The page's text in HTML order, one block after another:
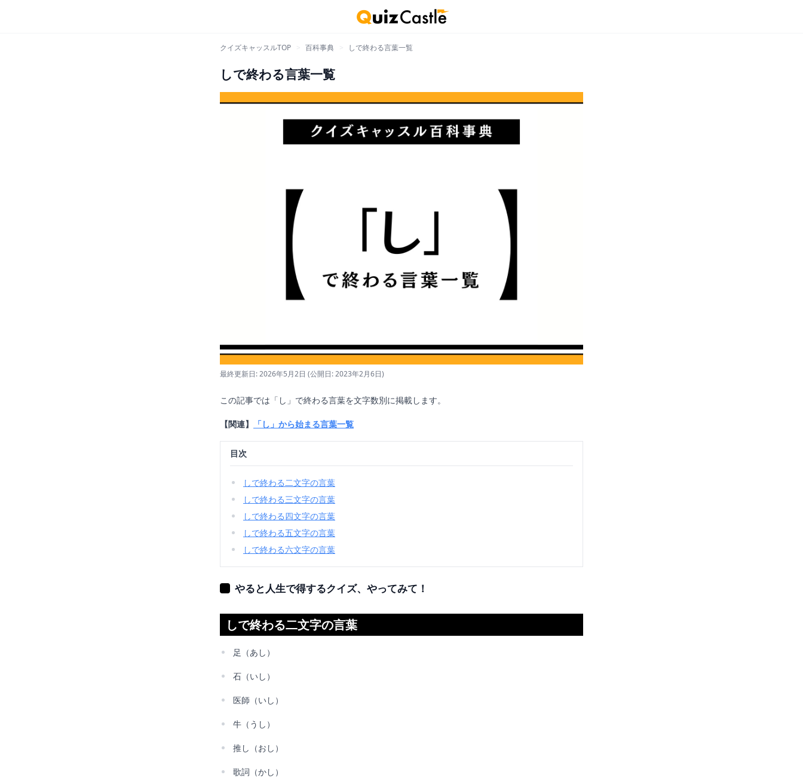
クイズキャッスルTOP 百科事典 しで終わる言葉一覧
しで終わる言葉一覧
最終更新日: 2026年5月2日 (公開日: 2023年2月6日)
この記事では「し」で終わる言葉を文字数別に掲載します。
【関連】 「し」から始まる言葉一覧
目次
しで終わる二文字の言葉
しで終わる三文字の言葉
しで終わる四文字の言葉
しで終わる五文字の言葉
しで終わる六文字の言葉
やると人生で得するクイズ、やってみて！
しで終わる二文字の言葉
足（あし）
石（いし）
医師（いし）
牛（うし）
推し（おし）
歌詞（かし）